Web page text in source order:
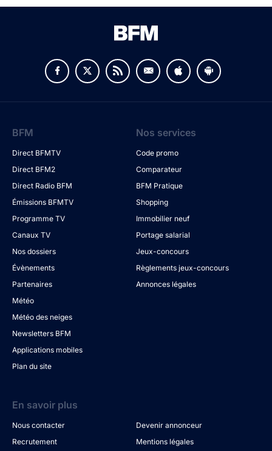
BFM
Direct BFMTV
Direct BFM2
Direct Radio BFM
Émissions BFMTV
Programme TV
Canaux TV
Nos dossiers
Évènements
Partenaires
Météo
Météo des neiges
Newsletters BFM
Applications mobiles
Plan du site
Nos services
Code promo
Comparateur
BFM Pratique
Shopping
Immobilier neuf
Portage salarial
Jeux-concours
Règlements jeux-concours
Annonces légales
En savoir plus
Nous contacter
Devenir annonceur
Recrutement
Mentions légales